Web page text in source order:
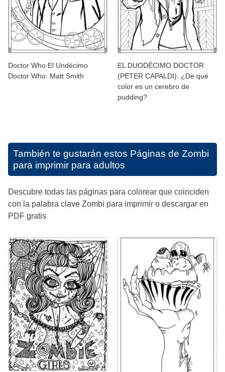
Doctor Who El Undécimo
Doctor Who: Matt Smith
EL DUODÉCIMO DOCTOR
(PETER CAPALDI). ¿De qué
color es un cerebro de
pudding?
También te gustarán estos Páginas de Zombi
para imprimir para adultos
Descubre todas las páginas para colorear que coinciden
con la palabra clave Zombi para imprimir o descargar en
PDF gratis